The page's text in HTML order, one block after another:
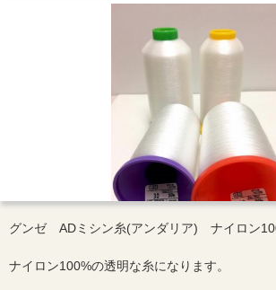
グンゼ ADミシン糸(アンダリア) ナイロン
ナイロン100%の透明な糸になります。